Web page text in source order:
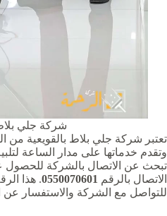
شركة جلي
تعتبر شركة جلي بلاط بالقويعية‏ من
وتقدم خدماتها على مدار الساعة
تبحث عن الاتصال بالشركة للحصول
الاتصال بالرقم 0550070601. هذا
للتواصل مع الشركة والاستفسار عن